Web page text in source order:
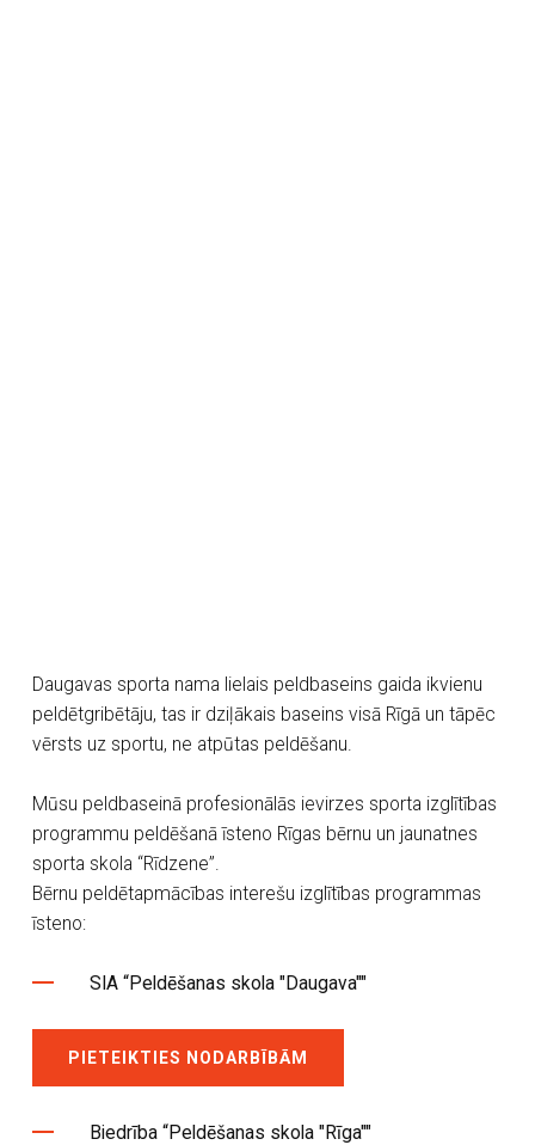
Daugavas sporta nama lielais peldbaseins gaida ikvienu
peldētgribētāju, tas ir dziļākais baseins visā Rīgā un tāpēc
vērsts uz sportu, ne atpūtas peldēšanu.
Mūsu peldbaseinā profesionālās ievirzes sporta izglītības
programmu peldēšanā īsteno Rīgas bērnu un jaunatnes
sporta skola “Rīdzene”.
Bērnu peldētapmācības interešu izglītības programmas
īsteno:
SIA “Peldēšanas skola "Daugava""
PIETEIKTIES NODARBĪBĀM
Biedrība “Peldēšanas skola "Rīga""